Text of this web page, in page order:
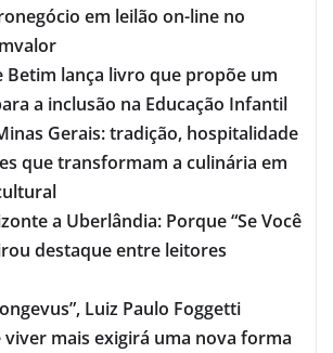
em leilão on-line no
Betim lança livro que propõe um
a inclusão na Educação Infantil
Gerais: tradição, hospitalidade
que transformam a culinária em
a Uberlândia: Porque “Se Você
destaque entre leitores
Luiz Paulo Foggetti
mais exigirá uma nova forma